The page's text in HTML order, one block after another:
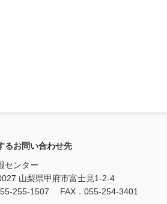
るお問い合わせ先
センター
山梨県甲府市富士見1-2-4
255-1507 FAX．055-254-3401